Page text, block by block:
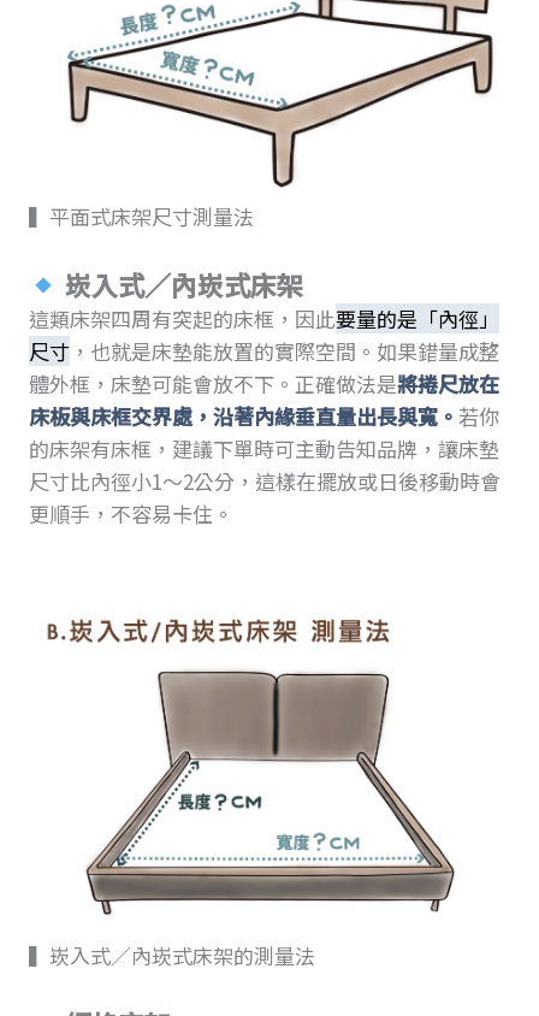
▍平面式床架尺寸測量法
崁入式／內崁式床架
這類床架四周有突起的床框，因此要量的是「內徑」
尺寸，也就是床墊能放置的實際空間。如果錯量成整
體外框，床墊可能會放不下。正確做法是將捲尺放在
床板與床框交界處，沿著內緣垂直量出長與寬。 若你
的床架有床框，建議下單時可主動告知品牌，讓床墊
尺寸比內徑小1～2公分，這樣在擺放或日後移動時會
更順手，不容易卡住。
▍崁入式／內崁式床架的測量法